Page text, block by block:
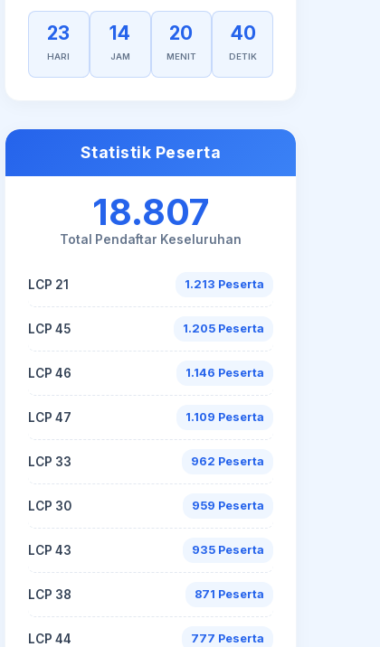
23
HARI
14
JAM
20
MENIT
39
DETIK
Statistik Peserta
18.807
Total Pendaftar Keseluruhan
LCP 21 1.213 Peserta
LCP 45 1.205 Peserta
LCP 46 1.146 Peserta
LCP 47 1.109 Peserta
LCP 33 962 Peserta
LCP 30 959 Peserta
LCP 43 935 Peserta
LCP 38 871 Peserta
LCP 44 777 Peserta